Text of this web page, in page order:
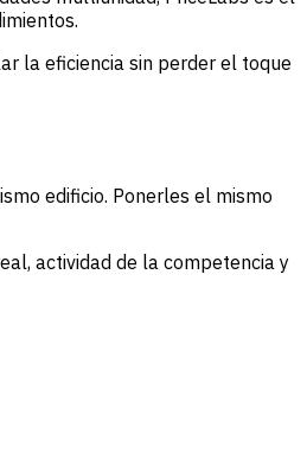
la eficiencia sin perder el toque
edificio. Ponerles el mismo
actividad de la competencia y